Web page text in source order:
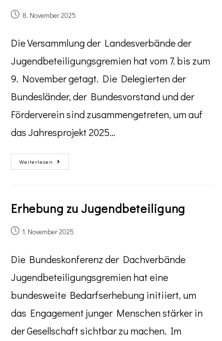
8. November 2025
Die Versammlung der Landesverbände der
Jugendbeteiligungsgremien hat vom 7. bis zum
9. November getagt. Die Delegierten der
Bundesländer, der Bundesvorstand und der
Förderverein sind zusammengetreten, um auf
das Jahresprojekt 2025…
Weiterlesen
Erhebung zu Jugendbeteiligung
1. November 2025
Die Bundeskonferenz der Dachverbände
Jugendbeteiligungsgremien hat eine
bundesweite Bedarfserhebung initiiert, um
das Engagement junger Menschen stärker in
der Gesellschaft sichtbar zu machen. Im